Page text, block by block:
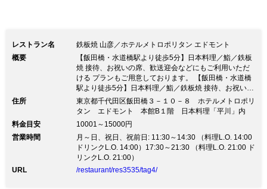
レストラン名
鉄板焼 山彦／ホテルメトロポリタン エドモント
概要
【飯田橋・水道橋駅より徒歩5分】日本料理／鮨／鉄板
焼 接待、お祝いの席、歓送迎会などにもご利用いただ
ける プランもご用意しております。 【飯田橋・水道橋
駅より徒歩5分】日本料理／鮨／鉄板焼 接待、お祝いの
席、歓送迎会などにもご利用いただける プランもご用
意しております。☆飯田橋・水道橋駅より徒歩5分☆ ホ
ンでは「日本料理」「鉄板焼」「鮨」各コーナーがござ
います □料亭を思わせる趣のある店内の日本料理「平
川」 昼は定食やお膳料理などを、夜は会席料理を中心
にご用意しています □落ち着きのあるカウンター席の鮨
「海彦」 □目の前で焼き上げる特別な空間で！鉄板焼
住所
東京都千代田区飯田橋３－１０－８ ホテルメトロポリ
タン エドモント 本館B１階 日本料理「平川」内
料金目安
10001～15000円
営業時間
月～日、祝日、祝前日: 11:30～14:30 （料理L.O. 14:00
ドリンクL.O. 14:00）17:30～21:30 （料理L.O. 21:00 ド
リンクL.O. 21:00）
URL
/restaurant/res3535/tag4/